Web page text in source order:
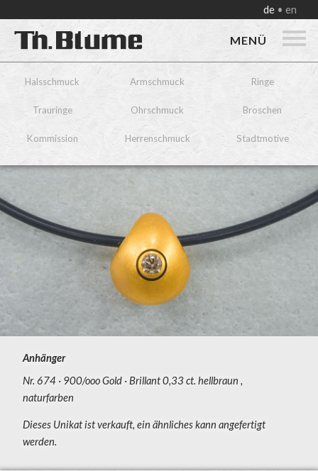
de en
MENÜ
Halsschmuck Armschmuck Ringe
Trauringe Ohrschmuck Broschen
Kommission Herrenschmuck Stadtmotive
Anhänger
Nr. 674
900/ooo Gold
Brillant 0,33 ct. hellbraun ,
naturfarben
Dieses Unikat ist verkauft, ein ähnliches kann angefertigt
werden.